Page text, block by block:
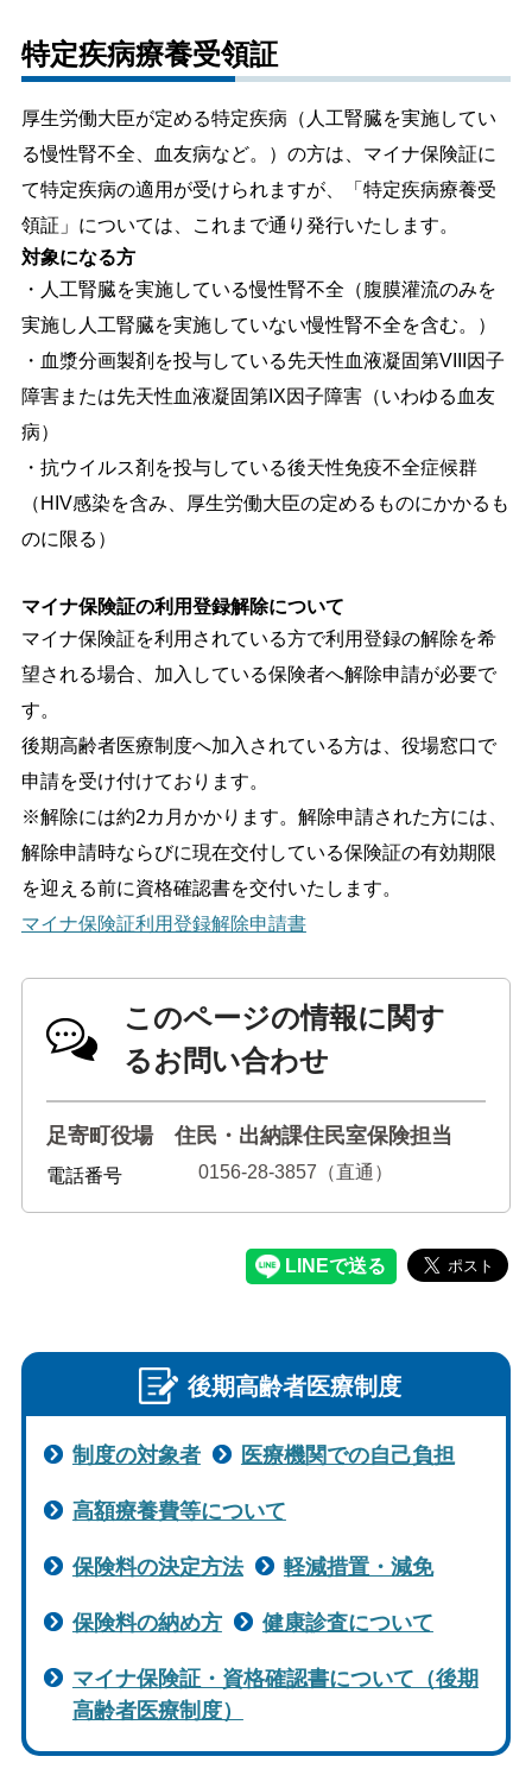
特定疾病療養受領証
厚生労働大臣が定める特定疾病（人工腎臓を実施してい
る慢性腎不全、血友病など。）の方は、マイナ保険証に
て特定疾病の適用が受けられますが、「特定疾病療養受
領証」については、これまで通り発行いたします。
対象になる方
・人工腎臓を実施している慢性腎不全（腹膜灌流のみを
実施し人工腎臓を実施していない慢性腎不全を含む。）
・血漿分画製剤を投与している先天性血液凝固第VIII因子
障害または先天性血液凝固第IX因子障害（いわゆる血友
病）
・抗ウイルス剤を投与している後天性免疫不全症候群
（HIV感染を含み、厚生労働大臣の定めるものにかかるも
のに限る）
マイナ保険証の利用登録解除について
マイナ保険証を利用されている方で利用登録の解除を希
望される場合、加入している保険者へ解除申請が必要で
す。
後期高齢者医療制度へ加入されている方は、役場窓口で
申請を受け付けております。
※解除には約2カ月かかります。解除申請された方には、
解除申請時ならびに現在交付している保険証の有効期限
を迎える前に資格確認書を交付いたします。
マイナ保険証利用登録解除申請書
このページの情報に関す
るお問い合わせ
足寄町役場 住民・出納課住民室保険担当
電話番号 0156-28-3857（直通）
後期高齢者医療制度
制度の対象者 医療機関での自己負担
高額療養費等について
保険料の決定方法 軽減措置・減免
保険料の納め方 健康診査について
マイナ保険証・資格確認書について（後期
高齢者医療制度）